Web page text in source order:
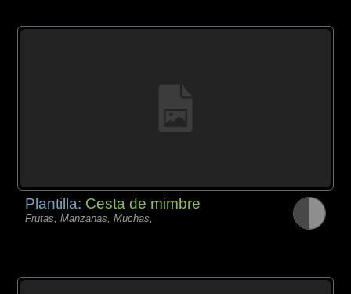
Plantilla: Cesta de mimbre
Frutas, Manzanas, Muchas,